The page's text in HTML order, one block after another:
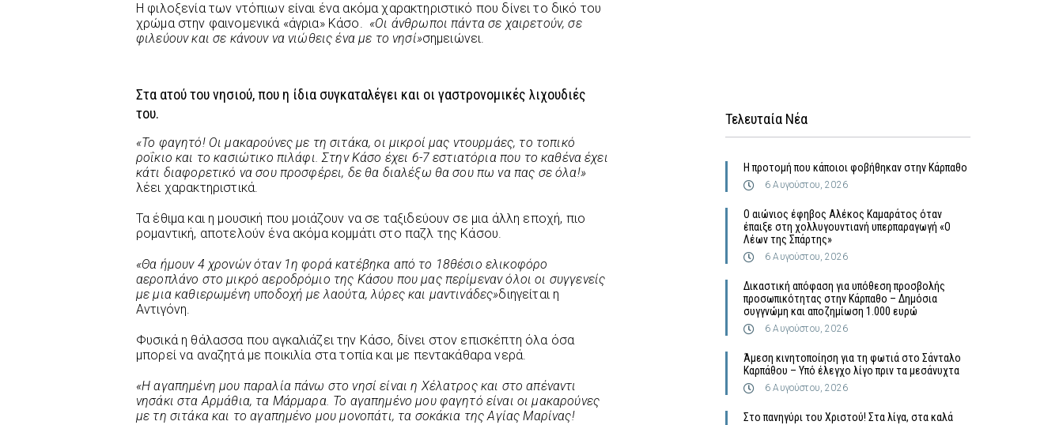
Η φιλοξενία των ντόπιων είναι ένα ακόμα χαρακτηριστικό που δίνει το δικό του
χρώμα στην φαινομενικά «άγρια» Κάσο. «Οι άνθρωποι πάντα σε χαιρετούν, σε
φιλεύουν και σε κάνουν να νιώθεις ένα με το νησί»σημειώνει.
Στα ατού του νησιού, που η ίδια συγκαταλέγει και οι γαστρονομικές λιχουδιές
του.
«Το φαγητό! Οι μακαρούνες με τη σιτάκα, οι μικροί μας ντουρμάες, το τοπικό
ροΐκιο και το κασιώτικο πιλάφι. Στην Κάσο έχει 6-7 εστιατόρια που το καθένα έχει
κάτι διαφορετικό να σου προσφέρει, δε θα διαλέξω θα σου πω να πας σε όλα!»
λέει χαρακτηριστικά.
Τα έθιμα και η μουσική που μοιάζουν να σε ταξιδεύουν σε μια άλλη εποχή, πιο
ρομαντική, αποτελούν ένα ακόμα κομμάτι στο παζλ της Κάσου.
«Θα ήμουν 4 χρονών όταν 1η φορά κατέβηκα από το 18θέσιο ελικοφόρο
αεροπλάνο στο μικρό αεροδρόμιο της Κάσου που μας περίμεναν όλοι οι συγγενείς
με μια καθιερωμένη υποδοχή με λαούτα, λύρες και μαντινάδες»διηγείται η
Αντιγόνη.
Φυσικά η θάλασσα που αγκαλιάζει την Κάσο, δίνει στον επισκέπτη όλα όσα
μπορεί να αναζητά με ποικιλία στα τοπία και με πεντακάθαρα νερά.
«Η αγαπημένη μου παραλία πάνω στο νησί είναι η Χέλατρος και στο απέναντι
νησάκι στα Αρμάθια, τα Μάρμαρα. Το αγαπημένο μου φαγητό είναι οι μακαρούνες
με τη σιτάκα και το αγαπημένο μου μονοπάτι, τα σοκάκια της Αγίας Μαρίνας!
Τελευταία Νέα
Η προτομή που κάποιοι φοβήθηκαν στην Κάρπαθο
6 Αυγούστου, 2026
Ο αιώνιος έφηβος Αλέκος Καμαράτος όταν
έπαιξε στη χολλυγουντιανή υπερπαραγωγή «Ο
Λέων της Σπάρτης»
6 Αυγούστου, 2026
Δικαστική απόφαση για υπόθεση προσβολής
προσωπικότητας στην Κάρπαθο – Δημόσια
συγγνώμη και αποζημίωση 1.000 ευρώ
6 Αυγούστου, 2026
Άμεση κινητοποίηση για τη φωτιά στο Σάνταλο
Καρπάθου – Υπό έλεγχο λίγο πριν τα μεσάνυχτα
6 Αυγούστου, 2026
Στο πανηγύρι του Χριστού! Στα λίγα, στα καλά